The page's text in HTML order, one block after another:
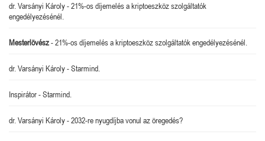
dr. Varsányi Károly-21%-os díjemelés a kriptoeszköz szolgáltatók
engedélyezésénél.
Mesterlövész-21%-os díjemelés a kriptoeszköz szolgáltatók engedélyezésénél.
dr. Varsányi Károly-Starmind.
Inspirátor-Starmind.
dr. Varsányi Károly-2032-re nyugdíjba vonul az öregedés?